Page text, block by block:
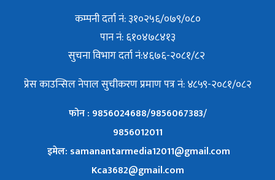
कम्पनी दर्ता नं: ३१०२५६/०७९/०८०
पान नं: ६१०४७८४१३
सुचना विभाग दर्ता नं:४६७६-२०८१/८२
प्रेस काउन्सिल नेपाल सुचीकरण प्रमाण पत्र नं: ४८५९-२०८१/०८२
फोन : 9856024688/9856067383/
9856012011
इमेल: samanantarmedia12011@gmail.com
Kca3682@gmail.com